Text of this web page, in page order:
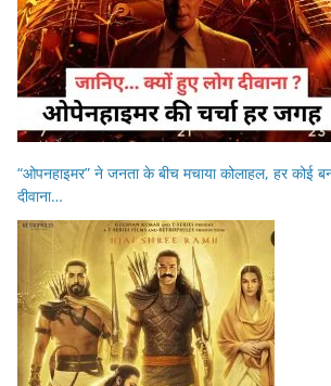
“ओपनहाइमर” ने जनता के बीच मचाया कोलाहल, हर कोई
दीवाना…